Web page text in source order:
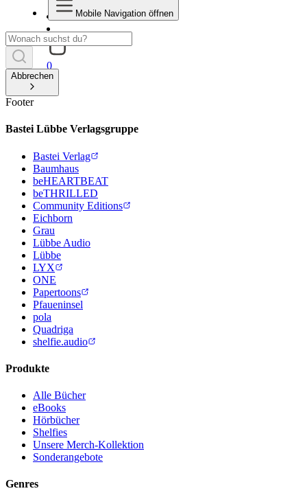
0
Mobile Navigation öffnen
Abbrechen
Footer
Bastei Lübbe Verlagsgruppe
Bastei Verlag
Baumhaus
beHEARTBEAT
beTHRILLED
Community Editions
Eichborn
Grau
Lübbe Audio
Lübbe
LYX
ONE
Papertoons
Pfaueninsel
pola
Quadriga
shelfie.audio
Produkte
Alle Bücher
eBooks
Hörbücher
Shelfies
Unsere Merch-Kollektion
Sonderangebote
Genres